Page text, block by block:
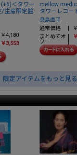
＜タワー
/生産限定盤
￥4,180
￥3,553
mellow
タワーレコー
具島直子
通常価格
まとめてオ
フ
限定アイテムをもっと見